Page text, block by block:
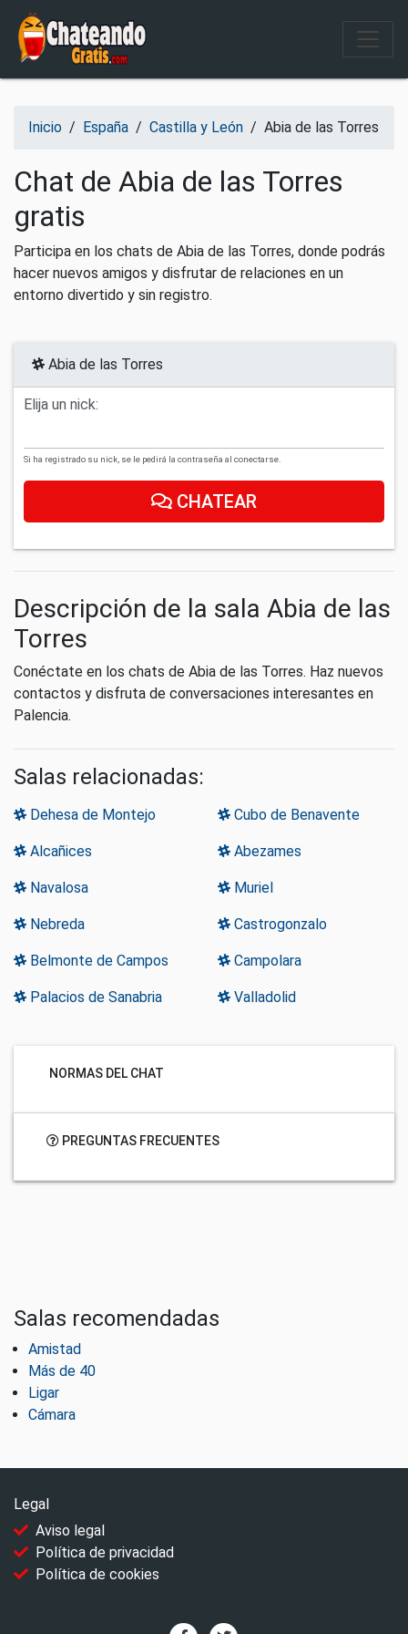
Salir del contenido
Inicio / España / Castilla y León / Abia de las Torres
Chat de Abia de las Torres
gratis
Participa en los chats de Abia de las Torres, donde podrás
hacer nuevos amigos y disfrutar de relaciones en un
entorno divertido y sin registro.
Abia de las Torres
Elija un nick:
Si ha registrado su nick, se le pedirá la contraseña al conectarse.
CHATEAR
Descripción de la sala Abia de las
Torres
Conéctate en los chats de Abia de las Torres. Haz nuevos
contactos y disfruta de conversaciones interesantes en
Palencia.
Salas relacionadas:
Dehesa de Montejo Cubo de Benavente
Alcañices Abezames
Navalosa Muriel
Nebreda Castrogonzalo
Belmonte de Campos Campolara
Palacios de Sanabria Valladolid
NORMAS DEL CHAT
PREGUNTAS FRECUENTES
Salas recomendadas
Amistad
Más de 40
Ligar
Cámara
Legal
Aviso legal
Política de privacidad
Política de cookies